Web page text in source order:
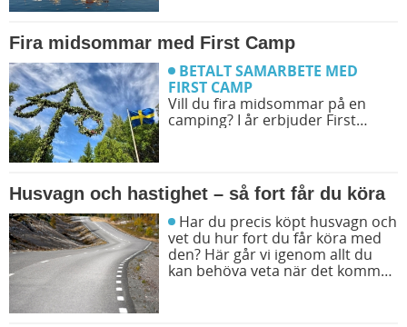
en karta.
Fira midsommar med First Camp
BETALT SAMARBETE MED
FIRST CAMP
Vill du fira midsommar på en
camping? I år erbjuder First
som gör din midsommar magisk!
Husvagn och hastighet – så fort får du köra
vet du hur fort du får köra med
den? Här går vi igenom allt du
kan behöva veta när det kommer